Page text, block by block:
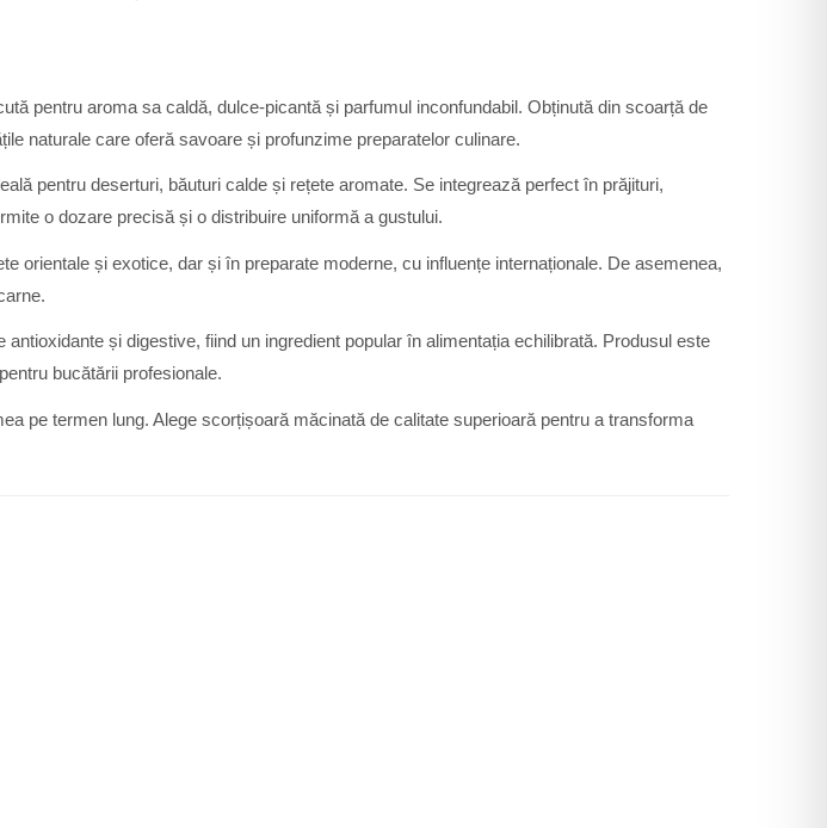
pentru aroma sa caldă, dulce-picantă și parfumul inconfundabil. Obținută din scoarță de
naturale care oferă savoare și profunzime preparatelor culinare.
pentru deserturi, băuturi calde și rețete aromate. Se integrează perfect în prăjituri,
o dozare precisă și o distribuire uniformă a gustului.
orientale și exotice, dar și în preparate moderne, cu influențe internaționale. De asemenea,
și digestive, fiind un ingredient popular în alimentația echilibrată. Produsul este
bucătării profesionale.
pe termen lung. Alege scorțișoară măcinată de calitate superioară pentru a transforma